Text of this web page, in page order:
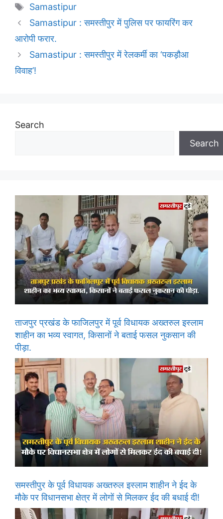
Tags
Samastipur
Samastipur : समस्तीपुर में पुलिस पर फायरिंग कर
आरोपी फरार.
Samastipur : समस्तीपुर में रेलकर्मी का ‘पकड़ौआ
विवाह’!
Search
Search
ताजपुर प्रखंड के फाजिलपुर में पूर्व विधायक अख्तरुल इस्लाम
शाहीन का भव्य स्वागत, किसानों ने बताई फसल नुकसान की
पीड़ा.
समस्तीपुर के पूर्व विधायक अख्तरुल इस्लाम शाहीन ने ईद के
मौके पर विधानसभा क्षेत्र में लोगों से मिलकर ईद की बधाई दी!